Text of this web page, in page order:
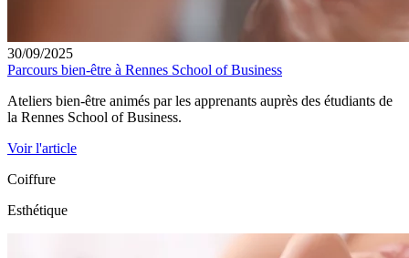
30/09/2025
Parcours bien-être à Rennes School of Business
Ateliers bien-être animés par les apprenants auprès des étudiants de
la Rennes School of Business.
Voir l'article
Coiffure
Esthétique